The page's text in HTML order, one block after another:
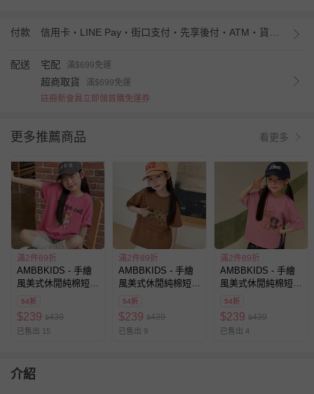
付款
配送 宅配 滿$699免運
超商取貨
滿$699免運
註冊新會員立即領首購免運券
更多推薦商品 看更多
滿2件89折
AMBBKIDS - 手繪
風美式休閒純棉短袖
上衣-趣味卡通-玫粉
54折
$239 $439
已售出 15
滿2件89折
AMBBKIDS - 手繪
風美式休閒純棉短袖
上衣-可愛動物-咖色
54折
$239 $439
已售出 9
滿2件89折
AMBBKIDS - 手繪
風美式休閒純棉短袖
上衣-趣味卡通-灰粉
54折
$239 $439
已售出 4
介紹